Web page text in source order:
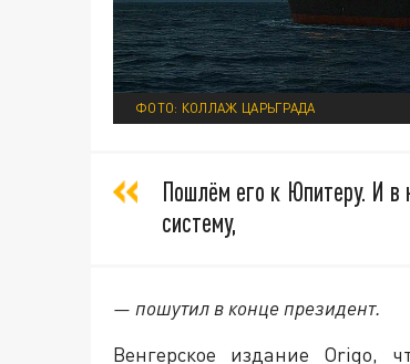
ФОТО: КОЛЛАЖ ЦАРЬГРАДА
Пошлём его к Юпитеру. И в
систему,
— пошутил в конце президент.
Венгерское издание Origo,